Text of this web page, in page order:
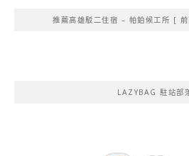
推薦高雄駁二住宿 – 帕鉑候工所 [
LAZYBAG 駐站部